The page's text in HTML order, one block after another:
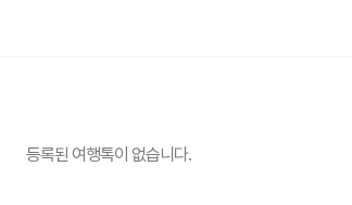
등록된 여행톡이 없습니다.